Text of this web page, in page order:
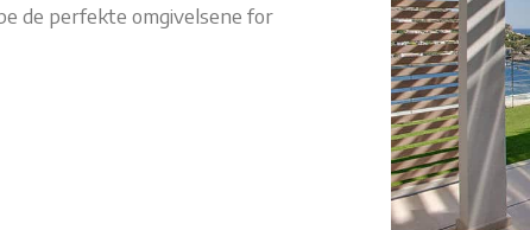
de perfekte omgivelsene for